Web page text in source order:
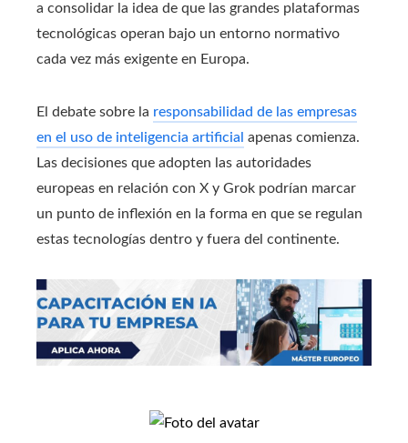
a consolidar la idea de que las grandes plataformas
tecnológicas operan bajo un entorno normativo
cada vez más exigente en Europa.
El debate sobre la responsabilidad de las empresas
en el uso de inteligencia artificial apenas comienza.
Las decisiones que adopten las autoridades
europeas en relación con X y Grok podrían marcar
un punto de inflexión en la forma en que se regulan
estas tecnologías dentro y fuera del continente.